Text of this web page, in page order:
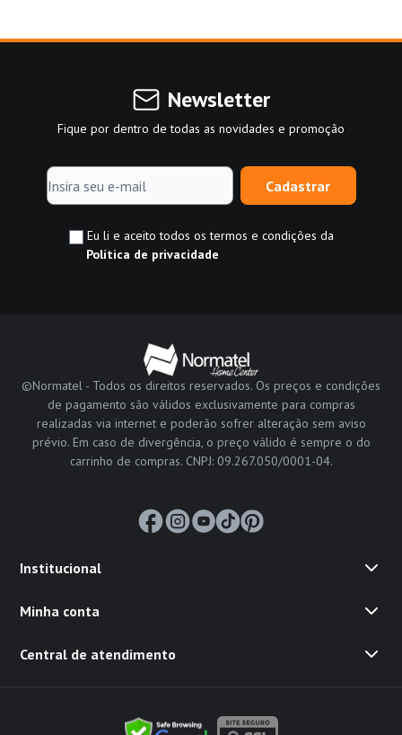
Newsletter
Fique por dentro de todas as novidades e promoção
Cadastrar
Eu li e aceito todos os termos e condições da
Política de privacidade
©Normatel - Todos os direitos reservados. Os preços e condições
de pagamento são válidos exclusivamente para compras
realizadas via internet e poderão sofrer alteração sem aviso
prévio. Em caso de divergência, o preço válido é sempre o do
carrinho de compras. CNPJ: 09.267.050/0001-04.
Institucional
Minha conta
Central de atendimento